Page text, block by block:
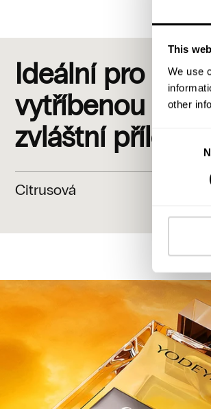
This
We use
other
Consent
Ideální pro ty,
vytříbenou
zvláštní
Citrusová